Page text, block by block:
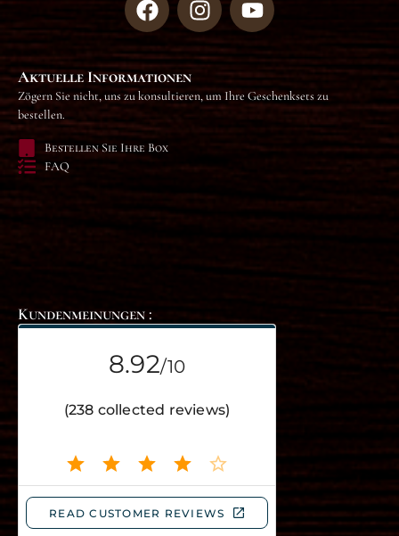
Aktuelle Informationen
Zögern Sie nicht, uns zu konsultieren, um Ihre Geschenksets zu
bestellen.
Bestellen Sie Ihre Box
FAQ
Kundenmeinungen :